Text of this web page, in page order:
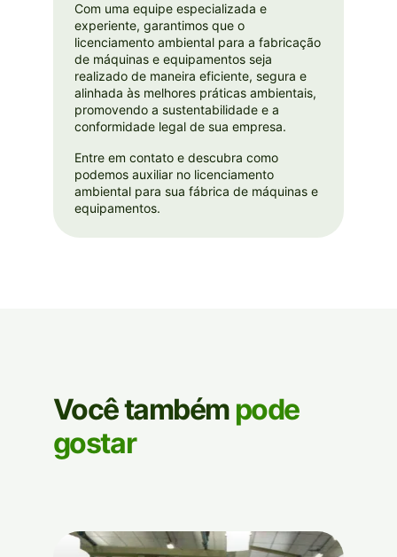
Com uma equipe especializada e
experiente, garantimos que o
licenciamento ambiental para a fabricação
de máquinas e equipamentos seja
realizado de maneira eficiente, segura e
alinhada às melhores práticas ambientais,
promovendo a sustentabilidade e a
conformidade legal de sua empresa.
Entre em contato e descubra como
podemos auxiliar no licenciamento
ambiental para sua fábrica de máquinas e
equipamentos.
Você também pode
gostar